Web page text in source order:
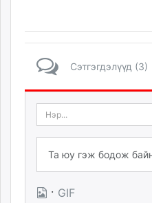
Сэтгэгдэлүүд (3)
· GIF